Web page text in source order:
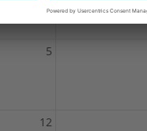
5
12